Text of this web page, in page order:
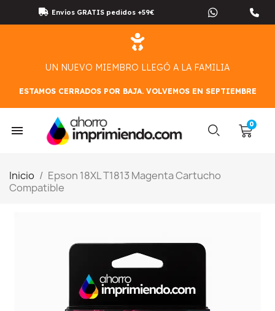
Envíos GRATIS pedidos +59€
UN NUEVO MIEMBRO LLEGÓ A LA FAMILIA
ESTAMOS CERRADOS POR BAJA. VOLVEMOS EN SEPTIEMBRE
Inicio
Epson 18XL T1813 Magenta Cartucho
Compatible